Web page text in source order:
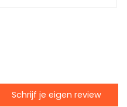
Schrijf je eigen review